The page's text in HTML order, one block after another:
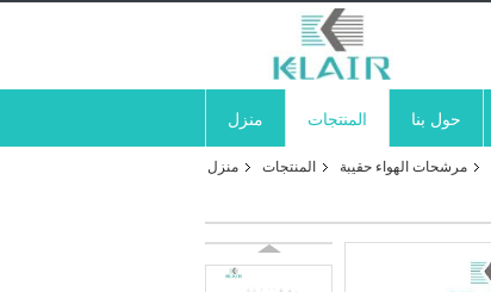
منزل المنتجات حول بنا
منزل المنتجات مرشحات الهواء حقيبة